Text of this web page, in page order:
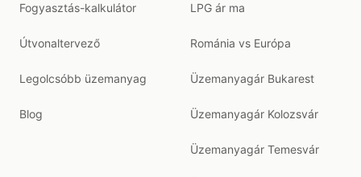
Fogyasztás-kalkulátor
Útvonaltervező
Legolcsóbb üzemanyag
Blog
LPG ár ma
Románia vs Európa
Üzemanyagár Bukarest
Üzemanyagár Kolozsvár
Üzemanyagár Temesvár